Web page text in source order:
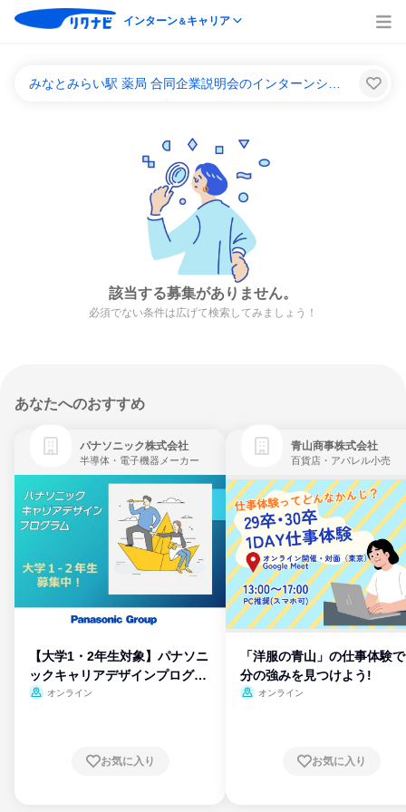
インターン＆キャリア
該当する募集がありません。
必須でない条件は広げて検索してみましょう！
あなたへのおすすめ
パナソニック株式会社
半導体・電子機器メーカー
【大学1・2年生対象】パナソニ
ックキャリアデザインプログラ
ム
オンライン
お気に入り
青山商事株式会社
百貨店・アパレル小売
「洋服の青山」の仕事体験
分の強みを見つけよう!
オンライン
お気に入り